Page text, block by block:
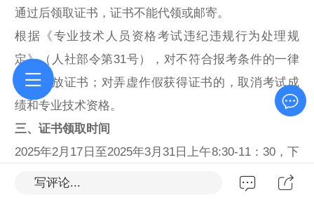
通过后领取证书，证书不能代领或邮寄。
根据《专业技术人员资格考试违纪违规行为处理规
定》（人社部令第31号），对不符合报考条件的一律
不予发放证书；对弄虚作假获得证书的，取消考试成
绩和专业技术资格。
三、证书领取时间
2025年2月17日至2025年3月31日上午8:30-11：30，下
午2:30-5:00（节假日、双休日除外）。
写评论...